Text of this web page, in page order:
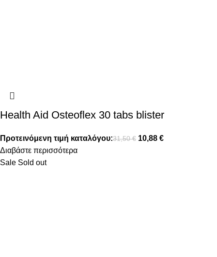
Health Aid Osteoflex 30 tabs blister
Προτεινόμενη τιμή καταλόγου:31,50€ 10,88 €
Διαβάστε περισσότερα
Sale Sold out